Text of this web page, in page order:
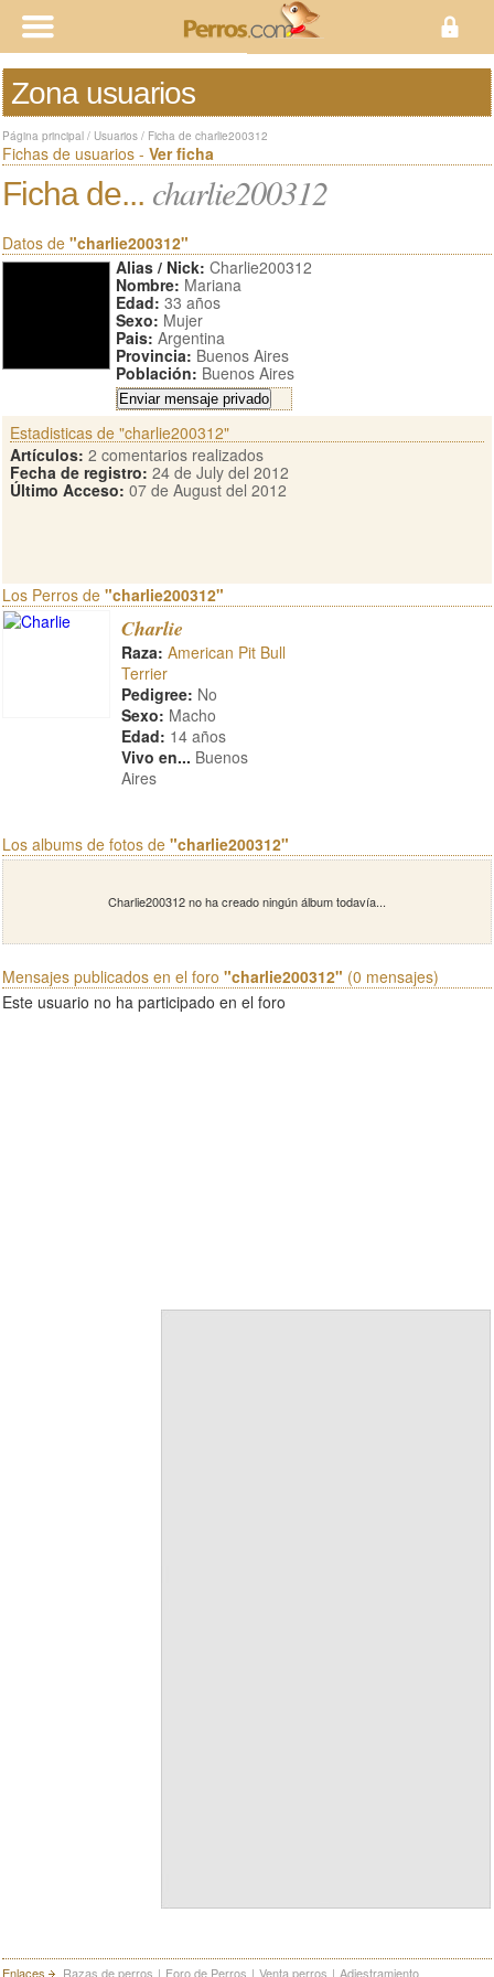
Zona usuarios
Página principal / Usuarios / Ficha de charlie200312
Fichas de usuarios - Ver ficha
Ficha de... charlie200312
Datos de "charlie200312"
Alias / Nick: Charlie200312
Nombre: Mariana
Edad: 33 años
Sexo: Mujer
Pais: Argentina
Provincia: Buenos Aires
Población: Buenos Aires
Estadisticas de "charlie200312"
Artículos: 2 comentarios realizados
Fecha de registro: 24 de July del 2012
Último Acceso: 07 de August del 2012
Los Perros de "charlie200312"
Charlie
Raza: American Pit Bull
Terrier
Pedigree: No
Sexo: Macho
Edad: 14 años
Vivo en... Buenos
Aires
Los albums de fotos de "charlie200312"
Charlie200312 no ha creado ningún álbum todavía...
Mensajes publicados en el foro "charlie200312" (0 mensajes)
Este usuario no ha participado en el foro
Enlaces Razas de perros | Foro de Perros | Venta perros | Adiestramiento